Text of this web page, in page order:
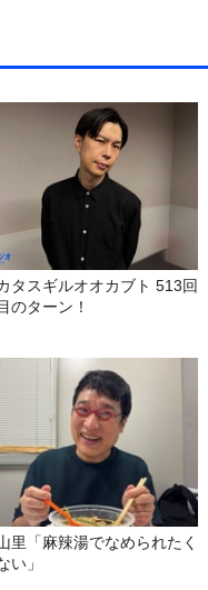
タスギルオオカブト 513回
のターン！
里「麻辣湯でなめられたく
い」